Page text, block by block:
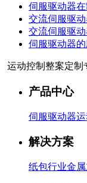
伺服驱动器
交流伺服驱
交流伺服驱
伺服驱动器
运动控制整案定制
产品中心
伺服驱动器运
解决方案
纸包行业金